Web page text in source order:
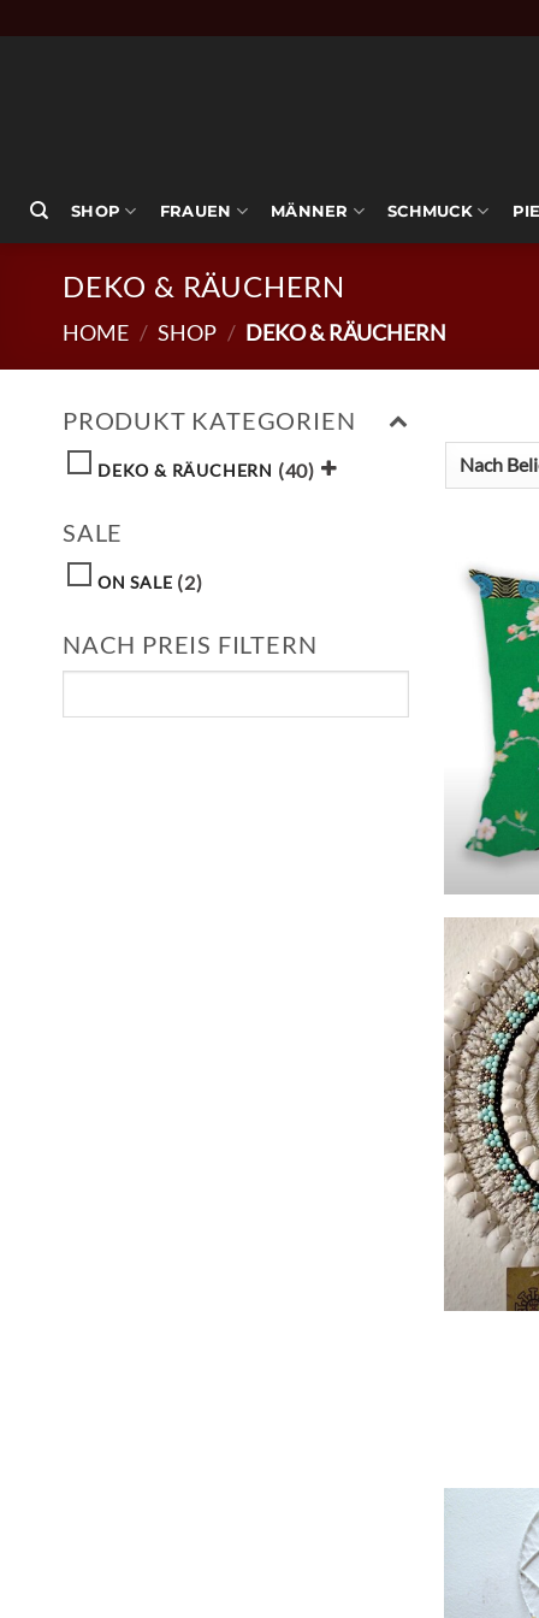
Inhalt
SHOP FRAUEN MÄNNER SCHMUCK
DEKO & RÄUCHERN
HOME / SHOP / DEKO & RÄUCHERN
PRODUKT KATEGORIEN
DEKO & RÄUCHERN (40)
SALE
ON SALE (2)
NACH PREIS FILTERN